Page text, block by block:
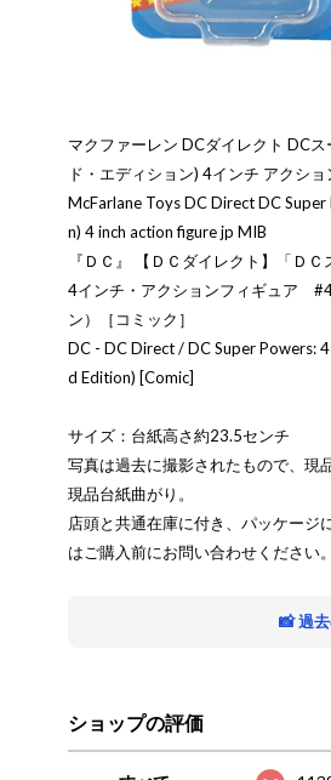
マクファーレン DCダイレクト DC
ド・エディション) 4インチ アクシ
McFarlane Toys DC Direct DC
n) 4 inch action figure jp MIB
『ＤＣ』 【ＤＣダイレクト】「ＤＣ
4インチ・アクションフィギュア
ン）［コミック］
DC - DC Direct / DC Super Powers:
d Edition) [Comic]
サイズ：台紙高さ約23.5センチ
写真は過去に撮影されたもので、現
現品台紙曲がり。
店頭と共通在庫に付き、パッケージ
はご購入前にお問い合わせください。
📸 過
ショップの評価